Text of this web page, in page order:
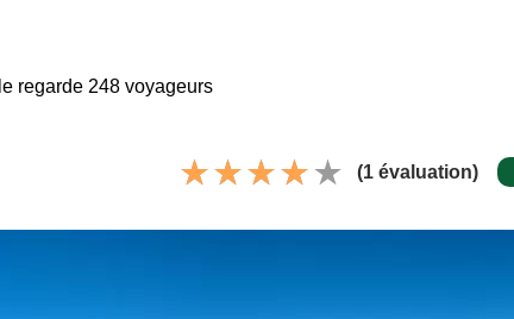
regarde 248 voyageurs
(1 évaluation)